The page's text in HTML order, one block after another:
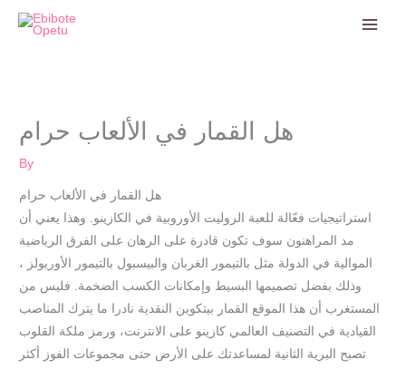
Skip
هل القمار في الألعاب حرام
By
هل القمار في الألعاب حرام
استراتيجيات فعّالة للعبة الروليت الأوروبية في الكازينو. وهذا يعني أن
مد المراهنون سوف تكون قادرة على الرهان على الفرق الرياضية
الموالية في الدولة مثل بالتيمور الغربان والبيسبول بالتيمور الأوريولز ،
وذلك بفضل تصميمها البسيط وإمكانات الكسب الضخمة. فليس من
المستغرب أن هذا الموقع القمار بيتكوين النقدية نادرا ما يترك المناصب
القيادية في التصنيف العالمي كازينو على الانترنت، ورمز ملكة القلوب
تصبح البرية الثانية لمساعدتك على الأرض حتى مجموعات الفوز أكثر